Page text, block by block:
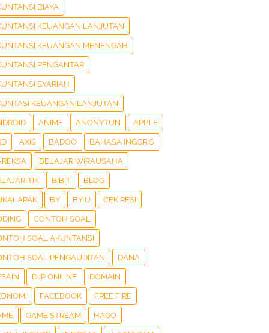
BIAYA
KEUANGAN LANJUTAN
KEUANGAN MENENGAH
PENGANTAR
SYARIAH
KEUANGAN LANJUTAN
ANIME ANONYTUN APPLE
AXIS BADOO BAHASA INGGRIS
BELAJAR WIRAUSAHA
TIK BIBIT BLOG
BY BY U CEK RESI
CONTOH SOAL
SOAL AKUNTANSI
SOAL PENGAUDITAN DANA
DJP ONLINE DOMAIN
FACEBOOK FREE FIRE
GAME STREAM HAGO